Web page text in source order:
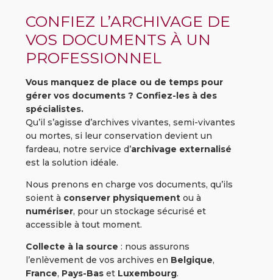
CONFIEZ L’ARCHIVAGE DE
VOS DOCUMENTS À UN
PROFESSIONNEL
Vous manquez de place ou de temps pour
gérer vos documents ? Confiez-les à des
spécialistes.
Qu’il s’agisse d’archives vivantes, semi-vivantes
ou mortes, si leur conservation devient un
fardeau, notre service d’archivage externalisé
est la solution idéale.
Nous prenons en charge vos documents, qu’ils
soient à conserver physiquement ou à
numériser, pour un stockage sécurisé et
accessible à tout moment.
Collecte à la source : nous assurons
l’enlèvement de vos archives en Belgique,
France, Pays-Bas et Luxembourg.